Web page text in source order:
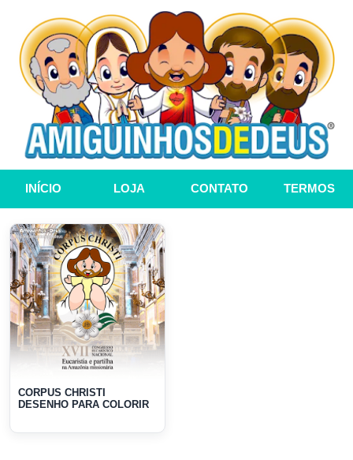
INÍCIO LOJA CONTATO TERMOS
CORPUS CHRISTI
DESENHO PARA COLORIR